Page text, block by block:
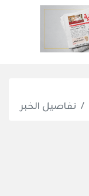
تفاصيل الخبر